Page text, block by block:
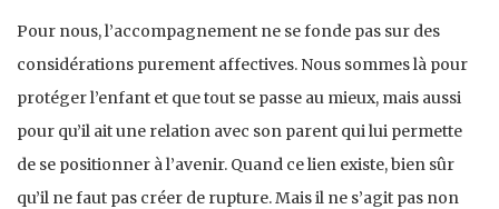
Pour nous, l’accompagnement ne se fonde pas sur des
considérations purement affectives. Nous sommes là pour
protéger l’enfant et que tout se passe au mieux, mais aussi
pour qu’il ait une relation avec son parent qui lui permette
de se positionner à l’avenir. Quand ce lien existe, bien sûr
qu’il ne faut pas créer de rupture. Mais il ne s’agit pas non